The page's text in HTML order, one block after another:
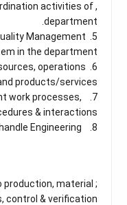
activities of
department.
Management
in the department.
operations
products/services.
work processes,
& interactions.
8. To handle Engineering &
production, material
control & verification.